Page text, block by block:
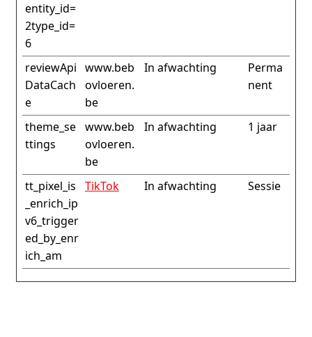
entity_id=
2type_id=
6
reviewApi
DataCach
e
www.beb
ovloeren.
be
In afwachting
Perma
nent
theme_se
ttings
www.beb
ovloeren.
be
In afwachting 1 jaar
tt_pixel_is
_enrich_ip
v6_trigger
ed_by_enr
ich_am
TikTok In afwachting Sessie